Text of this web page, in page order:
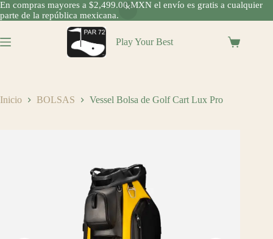
En compras mayores a $2,499.00 MXN el envío es gratis a cualquier
parte de la república mexicana.
al
contenido
Play Your Best
Shopping
Inicio BOLSAS Vessel Bolsa de Golf Cart Lux Pro